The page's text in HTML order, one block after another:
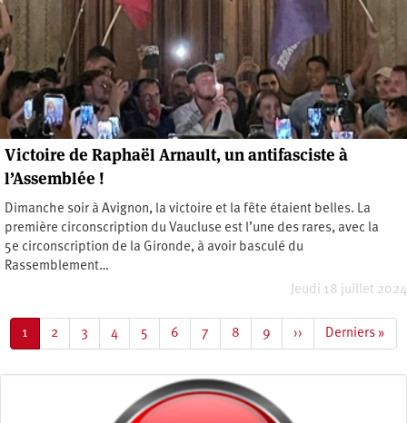
Victoire de Raphaël Arnault, un antifasciste à
l’Assemblée !
Dimanche soir à Avignon, la victoire et la fête étaient belles. La
première circonscription du Vaucluse est l’une des rares, avec la
5e circonscription de la Gironde, à avoir basculé du
Rassemblement…
Jeudi 18 juillet 2024
Page
courante
1 Page
2 Page
3 Page
4 Page
5 Page
6 Page
7 Page
8 Page
9
Page
suivante
››
Dernière
page
Derniers »